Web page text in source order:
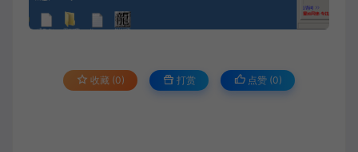
收藏 (0) 打赏 点赞 (0)